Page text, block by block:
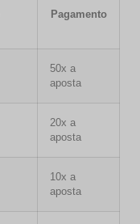
Pagamento
50x a
aposta
20x a
aposta
10x a
aposta